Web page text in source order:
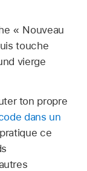
« Nouveau
touche
vierge
ton propre
dans un
ce